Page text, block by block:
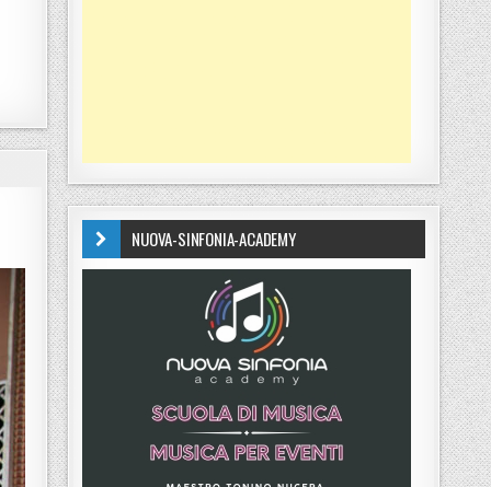
NUOVA-SINFONIA-ACADEMY